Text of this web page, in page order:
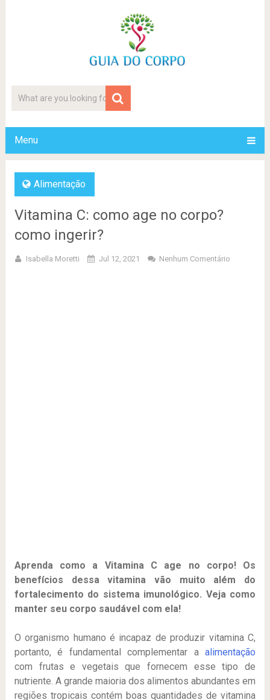
Menu
Alimentação
Vitamina C: como age no corpo?
como ingerir?
Isabella Moretti Jul 12, 2021 Nenhum Comentário
Aprenda como a Vitamina C age no corpo! Os
benefícios dessa vitamina vão muito além do
fortalecimento do sistema imunológico. Veja como
manter seu corpo saudável com ela!
O organismo humano é incapaz de produzir vitamina C,
portanto, é fundamental complementar aalimentação
com frutas e vegetais que fornecem esse tipo de
nutriente. A grande maioria dos alimentos abundantes em
regiões tropicais contém boas quantidades de vitamina